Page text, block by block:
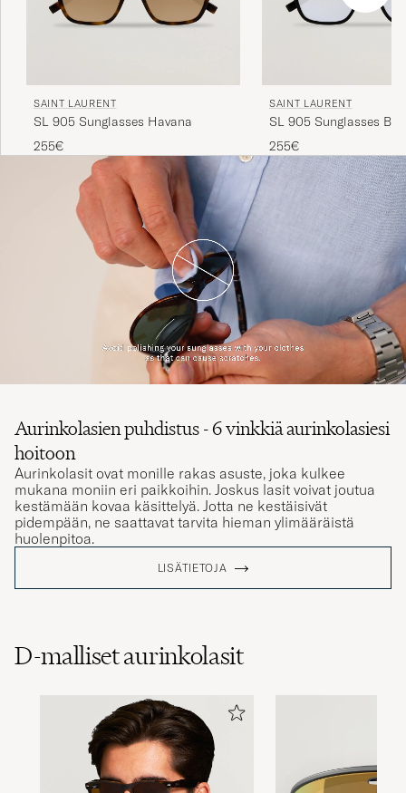
SAINT LAURENT
SL 905 Sunglasses Havana
255€
SAINT LAURENT
SL 905 Sunglasses
255€
Aurinkolasien puhdistus - 6 vinkkiä aurinkolasiesi
hoitoon
Aurinkolasit ovat monille rakas asuste, joka kulkee
mukana moniin eri paikkoihin. Joskus lasit voivat joutua
kestämään kovaa käsittelyä. Jotta ne kestäisivät
pidempään, ne saattavat tarvita hieman ylimääräistä
huolenpitoa.
LISÄTIETOJA
D-malliset aurinkolasit